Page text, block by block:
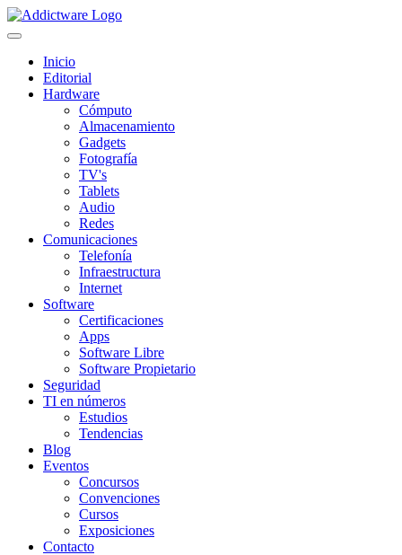
Inicio
Editorial
Hardware
Cómputo
Almacenamiento
Gadgets
Fotografía
TV's
Tablets
Audio
Redes
Comunicaciones
Telefonía
Infraestructura
Internet
Software
Certificaciones
Apps
Software Libre
Software Propietario
Seguridad
TI en números
Estudios
Tendencias
Blog
Eventos
Concursos
Convenciones
Cursos
Exposiciones
Contacto